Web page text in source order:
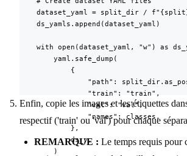
dataset_yaml = split_dir /
    ds_yamls.append(dataset_yaml)
with open(dataset_yaml, "w") as
        yaml.safe_dump(
            {
"path":
                "train": "train",
                "val": "val",
                "names": classes,
            },
            ds_y,
        )
Enfin, copie les images et les étiquettes
respectif ('train' ou 'val') pour chaque
REMARQUE : Le temps requis pour